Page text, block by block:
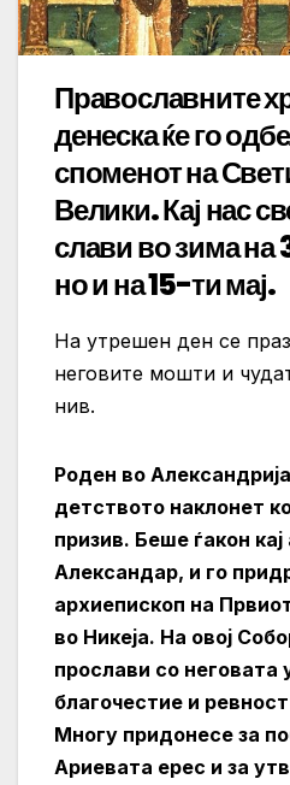
Православните
денеска ќе го
споменот на
Велики. Кај нас
слави во зима на
но и на 15-ти мај.
На утрешен ден се
неговите мошти и
нив.
Роден во
детството наклонет
призив. Беше ѓакон
Александар, и го
архиепископ на
во Никеја. На овој
прослави со неговата
благочестие и
Многу придонесе за
Ариевата ерес и за